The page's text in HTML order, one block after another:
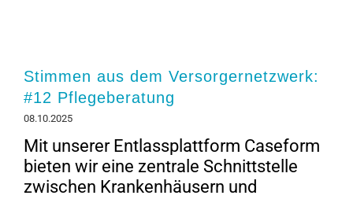
Stimmen aus dem Versorgernetzwerk:
#12 Pflegeberatung
08.10.2025
Mit unserer Entlassplattform Caseform
bieten wir eine zentrale Schnittstelle
zwischen Krankenhäusern und